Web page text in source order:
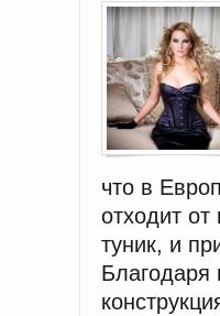
что в
отходит
туник, и
Благодаря